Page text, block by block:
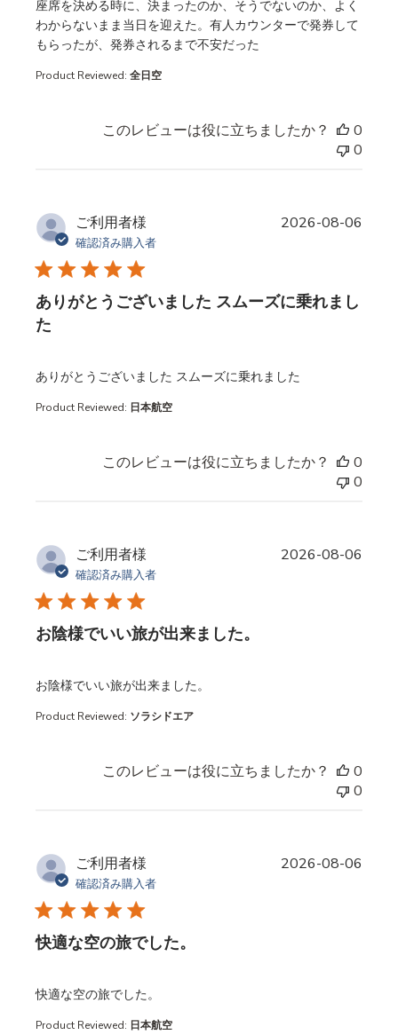
座席を決める時に、決まったのか、そうでないのか、よく
わからないまま当日を迎えた。有人カウンターで発券して
もらったが、発券されるまで不安だった
read more about review content
Product Reviewed: 全日空
このレビューは役に立ちましたか？
0
0
ご利用者様
確認済み購入者
ありがとうございました スムーズに乗れまし
た
ありがとうございました スムーズに乗れました
read more about review content
Product Reviewed: 日本航空
2026-08-06
このレビューは役に立ちましたか？
0
0
ご利用者様
確認済み購入者
お陰様でいい旅が出来ました。
お陰様でいい旅が出来ました。
read more about review content
Product Reviewed: ソラシドエア
2026-08-06
このレビューは役に立ちましたか？
0
0
ご利用者様
確認済み購入者
快適な空の旅でした。
快適な空の旅でした。
read more about review content
Product Reviewed: 日本航空
2026-08-06